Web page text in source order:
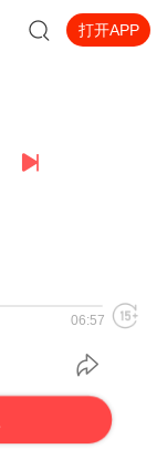
打开APP
06:57